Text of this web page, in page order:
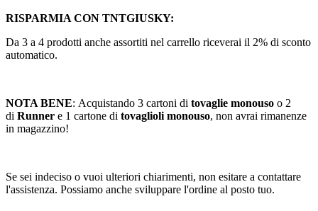
RISPARMIA CON TNTGIUSKY:
Da 3 a 4 prodotti anche assortiti nel carrello riceverai il 2% di sconto
automatico.
NOTA BENE: Acquistando 3 cartoni di tovaglie monouso o 2
di Runner e 1 cartone di tovaglioli monouso, non avrai rimanenze
in magazzino!
Se sei indeciso o vuoi ulteriori chiarimenti, non esitare a contattare
l'assistenza. Possiamo anche sviluppare l'ordine al posto tuo.